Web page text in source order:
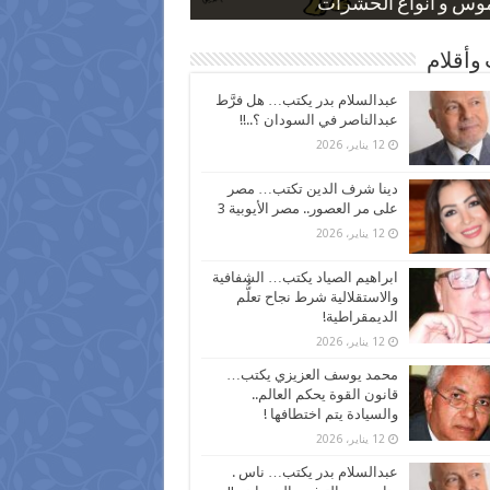
و أنواع الحشرات
بعد ارتفاع الأسعار
نسبة الطلاق في مصر
كاركاتيرية
كاركاتيرية
وأقلام
عبدالسلام بدر يكتب… هل فرَّط
عبدالناصر في السودان ؟..!!
12 يناير، 2026
دينا شرف الدين تكتب… مصر
على مر العصور.. مصر الأيوبية 3
12 يناير، 2026
ابراهيم الصياد يكتب… الشفافية
والاستقلالية شرط نجاح تعلُّم
الديمقراطية!
12 يناير، 2026
محمد يوسف العزيزي يكتب…
قانون القوة يحكم العالم..
والسيادة يتم اختطافها !
12 يناير، 2026
عبدالسلام بدر يكتب… ناس .